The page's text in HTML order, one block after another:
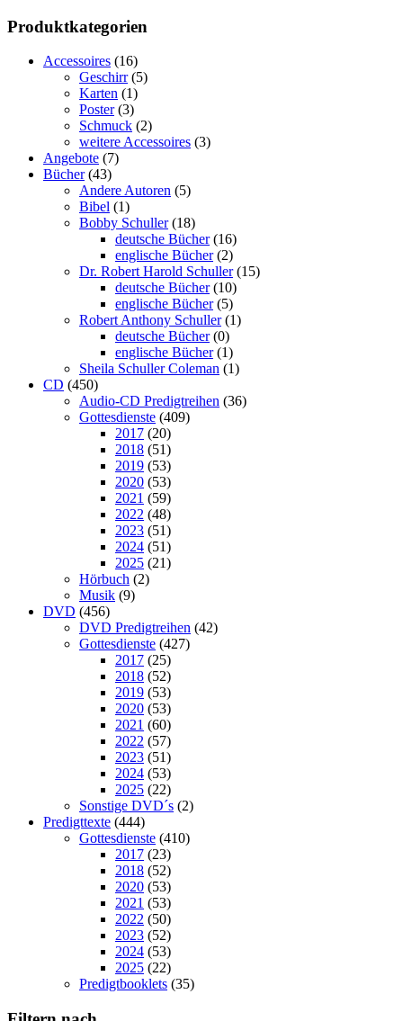
Produktkategorien
Accessoires (16)
Geschirr (5)
Karten (1)
Poster (3)
Schmuck (2)
weitere Accessoires (3)
Angebote (7)
Bücher (43)
Andere Autoren (5)
Bibel (1)
Bobby Schuller (18)
deutsche Bücher (16)
englische Bücher (2)
Dr. Robert Harold Schuller (15)
deutsche Bücher (10)
englische Bücher (5)
Robert Anthony Schuller (1)
deutsche Bücher (0)
englische Bücher (1)
Sheila Schuller Coleman (1)
CD (450)
Audio-CD Predigtreihen (36)
Gottesdienste (409)
2017 (20)
2018 (51)
2019 (53)
2020 (53)
2021 (59)
2022 (48)
2023 (51)
2024 (51)
2025 (21)
Hörbuch (2)
Musik (9)
DVD (456)
DVD Predigtreihen (42)
Gottesdienste (427)
2017 (25)
2018 (52)
2019 (53)
2020 (53)
2021 (60)
2022 (57)
2023 (51)
2024 (53)
2025 (22)
Sonstige DVD´s (2)
Predigttexte (444)
Gottesdienste (410)
2017 (23)
2018 (52)
2020 (53)
2021 (53)
2022 (50)
2023 (52)
2024 (53)
2025 (22)
Predigtbooklets (35)